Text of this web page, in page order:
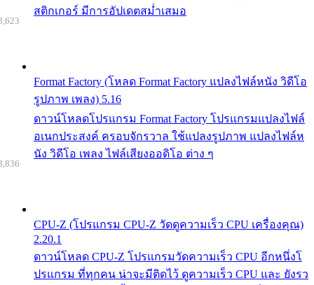
สติกเกอร์ มีการอัปเดตสม่ำเสมอ
Format Factory (โหลด Format Factory แปลงไฟล์หนัง วิดีโอ
รูปภาพ เพลง) 5.16
ดาวน์โหลดโปรแกรม Format Factory โปรแกรมแปลงไฟล์
อเนกประสงค์ ครอบจักรวาล ใช้แปลงรูปภาพ แปลงไฟล์ห
นัง วิดีโอ เพลง ไฟล์เสียงออดิโอ ต่าง ๆ
CPU-Z (โปรแกรม CPU-Z วัดดูความเร็ว CPU เครื่องคุณ)
2.20.1
ดาวน์โหลด CPU-Z โปรแกรมวัดความเร็ว CPU อีกหนึ่งโ
ปรแกรม ที่ทุกคน น่าจะมีติดไว้ ดูความเร็ว CPU และ ยังรว